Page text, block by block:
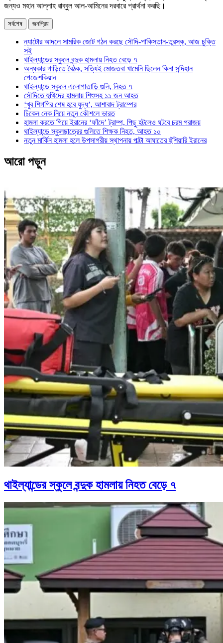
জন্যও মহান আল্লাহ রাব্বুল আল-আমিনের দরবারে প্রার্থনা করছি।
সর্বশেষ জনপ্রিয়
ন্যাটোর আদলে সামরিক জোট গঠন করছে সৌদি-পাকিস্তান-তুরস্ক, আজ চুক্তি
সই
থাইল্যান্ডের স্কুলে বন্দুক হামলায় নিহত বেড়ে ৭
অন্ধকার গাড়িতে বৈঠক, সত্যিই মোজতবা খামেনি ছিলেন কিনা সন্দিহান
পেজেশকিয়ান
থাইল্যান্ডে স্কুলে এলোপাতাড়ি গুলি, নিহত ৭
সৌদিতে হুথিদের হামলায় শিশুসহ ১১ জন আহত
‘খুব শিগগির শেষ হবে যুদ্ধ’, আশাবাদ ট্রাম্পের
চিকেন নেক নিয়ে নতুন কৌশলে ভারত
হামলা করতে গিয়ে ইরানের ‘ফাঁদে’ ট্রাম্প, পিছু হটলেও ঘটবে চরম পরাজয়
থাইল্যান্ডে স্কুলছাত্রের গুলিতে শিক্ষক নিহত, আহত ১০
নতুন মার্কিন হামলা হলে উপসাগরীয় স্থাপনায় পাল্টা আঘাতের হুঁশিয়ারি ইরানের
আরো পড়ুন
থাইল্যান্ডের স্কুলে বন্দুক হামলায় নিহত বেড়ে ৭